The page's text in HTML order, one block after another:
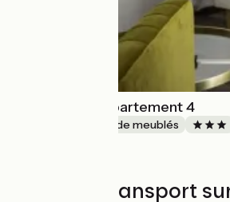
Activinum - Appartement 4
Gîtes et locations de meublés
Trains et transport